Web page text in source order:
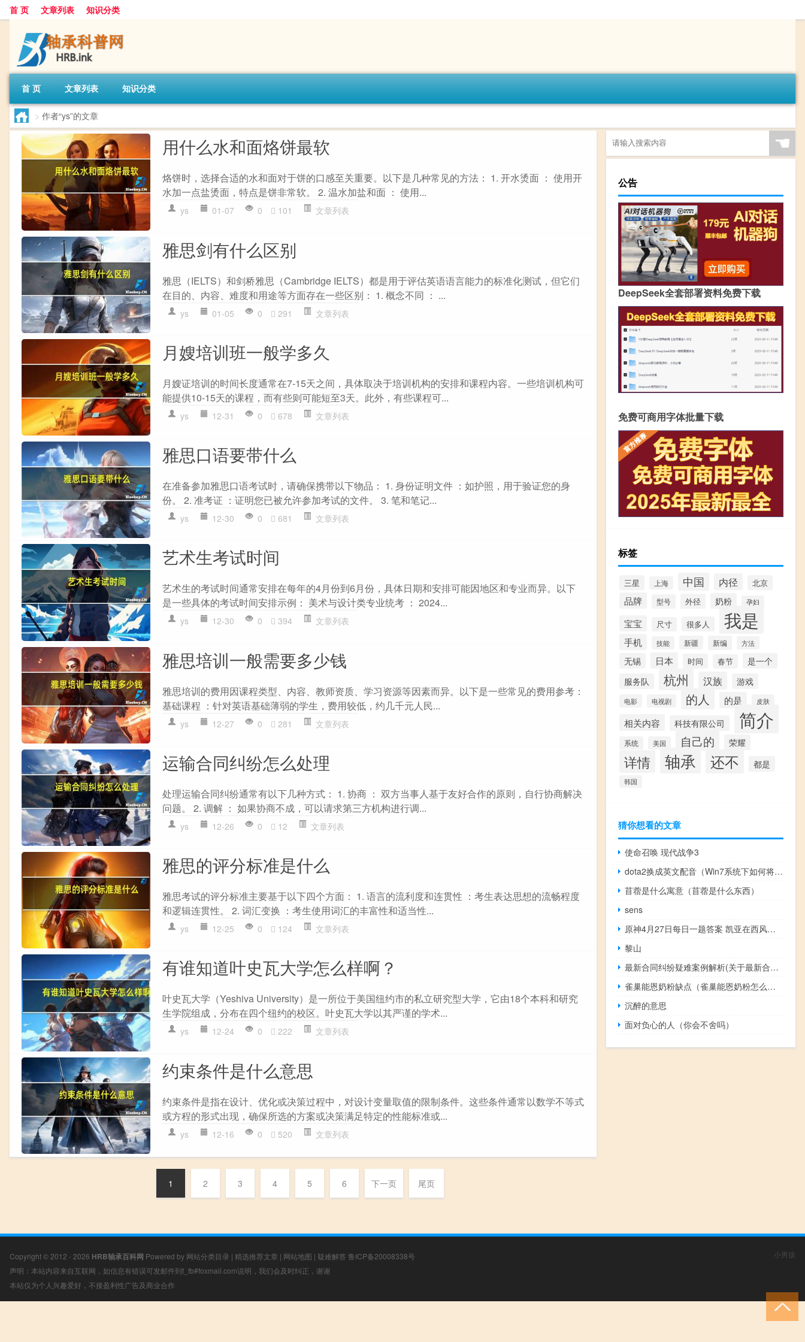
首 页 文章列表 知识分类
首 页 文章列表 知识分类
> 作者“ys”的文章
用什么水和面烙饼最软
烙饼时，选择合适的水和面对于饼的口感至关重要。以下是几种常见的方法： 1. 开水烫面 ： 使用开
水加一点盐烫面，特点是饼非常软。 2. 温水加盐和面 ： 使用...
ys 01-07 0 101 文章列表
雅思剑有什么区别
雅思（IELTS）和剑桥雅思（Cambridge IELTS）都是用于评估英语语言能力的标准化测试，但它们
在目的、内容、难度和用途等方面存在一些区别： 1. 概念不同 ： ...
ys 01-05 0 291 文章列表
月嫂培训班一般学多久
月嫂证培训的时间长度通常在7-15天之间，具体取决于培训机构的安排和课程内容。一些培训机构可
能提供10-15天的课程，而有些则可能短至3天。此外，有些课程可...
ys 12-31 0 678 文章列表
雅思口语要带什么
在准备参加雅思口语考试时，请确保携带以下物品： 1. 身份证明文件 ：如护照，用于验证您的身
份。 2. 准考证 ：证明您已被允许参加考试的文件。 3. 笔和笔记...
ys 12-30 0 681 文章列表
艺术生考试时间
艺术生的考试时间通常安排在每年的4月份到6月份，具体日期和安排可能因地区和专业而异。以下
是一些具体的考试时间安排示例： 美术与设计类专业统考 ： 2024...
ys 12-30 0 394 文章列表
雅思培训一般需要多少钱
雅思培训的费用因课程类型、内容、教师资质、学习资源等因素而异。以下是一些常见的费用参考：
基础课程 ：针对英语基础薄弱的学生，费用较低，约几千元人民...
ys 12-27 0 281 文章列表
运输合同纠纷怎么处理
处理运输合同纠纷通常有以下几种方式： 1. 协商 ： 双方当事人基于友好合作的原则，自行协商解决
问题。 2. 调解 ： 如果协商不成，可以请求第三方机构进行调...
ys 12-26 0 12 文章列表
雅思的评分标准是什么
雅思考试的评分标准主要基于以下四个方面： 1. 语言的流利度和连贯性 ：考生表达思想的流畅程度
和逻辑连贯性。 2. 词汇变换 ：考生使用词汇的丰富性和适当性...
ys 12-25 0 124 文章列表
有谁知道叶史瓦大学怎么样啊？
叶史瓦大学（Yeshiva University）是一所位于美国纽约市的私立研究型大学，它由18个本科和研究
生学院组成，分布在四个纽约的校区。叶史瓦大学以其严谨的学术...
ys 12-24 0 222 文章列表
约束条件是什么意思
约束条件是指在设计、优化或决策过程中，对设计变量取值的限制条件。这些条件通常以数学不等式
或方程的形式出现，确保所选的方案或决策满足特定的性能标准或...
ys 12-16 0 520 文章列表
1 2 3 4 5 6 下一页 尾页
☚
公告
DeepSeek全套部署资料免费下载
免费可商用字体批量下载
标签
三星 上海 中国 内径 北京
品牌 型号 外径 奶粉 孕妇
宝宝 尺寸 很多人 我是
手机 技能 新疆 新编 方法
无锡 日本 时间 春节
是一个
服务队
杭州 汉族 游戏
电影 电视剧 的人 的是 皮肤
相关内容 科技有限公司 简介
系统 美国 自己的 荣耀
详情 轴承 还不 都是
韩国
猜你想看的文章
使命召唤 现代战争3
dota2换成英文配音（Win7系统下如何将dota2中文配音改成英文配音）
苜蓿是什么寓意（苜蓿是什么东西）
sens
原神4月27日每日一题答案 凯亚在西风骑士团的职位是什么
黎山
最新合同纠纷疑难案例解析(关于最新合同纠纷疑难案例解析的简介)
雀巢能恩奶粉缺点（雀巢能恩奶粉怎么样）
沉醉的意思
面对负心的人（你会不舍吗）
Copyright © 2012 - 2026 HRB轴承百科网 Powered by 网站分类目录 | 精选推荐文章 | 网站地图 | 疑难解答 鲁ICP备20008338号
声明：本站内容来自互联网，如信息有错误可发邮件到f_fb#foxmail.com说明，我们会及时纠正，谢谢
本站仅为个人兴趣爱好，不接盈利性广告及商业合作
小男孩